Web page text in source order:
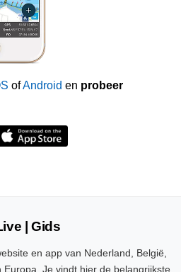
ofAndroid en probeer
| Gids
en app van Nederland, België,
Je vindt hier de belangrijkste